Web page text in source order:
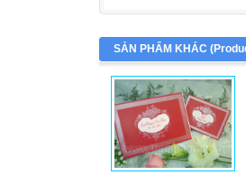
SẢN PHẨM KHÁC (